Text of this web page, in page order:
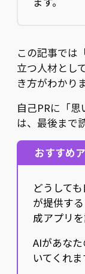
この記事では
立つ人材とし
き方がわかりま
自己PRに「
は、最後まで
おすすめ
どうして
が提供す
成アプリ
AIがあな
いてくれま